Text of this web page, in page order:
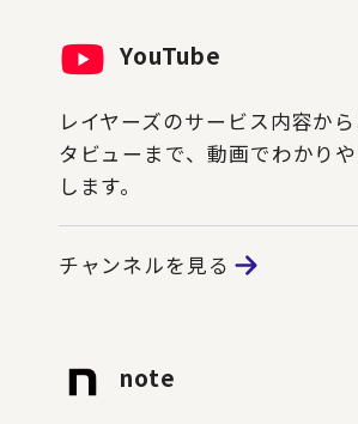
YouTube
レイヤーズのサービス内容か
タビューまで、動画でわかり
します。
チャンネルを見る
note